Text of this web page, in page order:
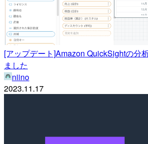
[アップデート]Amazon QuickSightの分
ました
niino
2023.11.17